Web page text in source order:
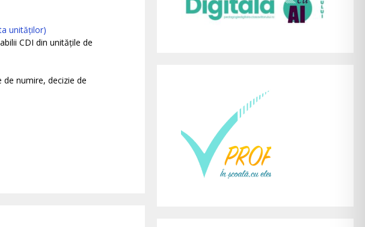
unităților)
CDI din unitățile de
numire, decizie de